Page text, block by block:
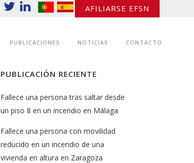
AFILIARSE EFSN
PUBLICACIONES NOTICIAS CONTACTO
PUBLICACIÓN RECIENTE
Fallece una persona tras saltar desde
un piso 8 en un incendio en Málaga
Fallece una persona con movilidad
reducido en un incendio de una
vivienda en altura en Zaragoza